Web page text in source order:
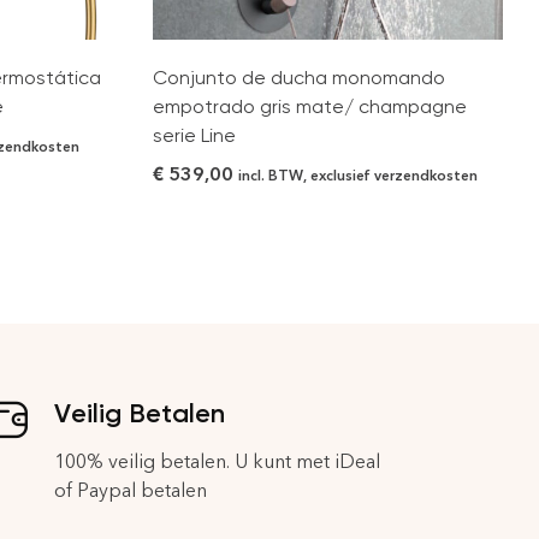
Conjunto de ducha monomando
empotrado gris mate/ champagne
serie Line
€ 539,00 incl. BTW, exclusief verzendkosten
Veilig Betalen
100% veilig betalen. U kunt met iDeal
of Paypal betalen